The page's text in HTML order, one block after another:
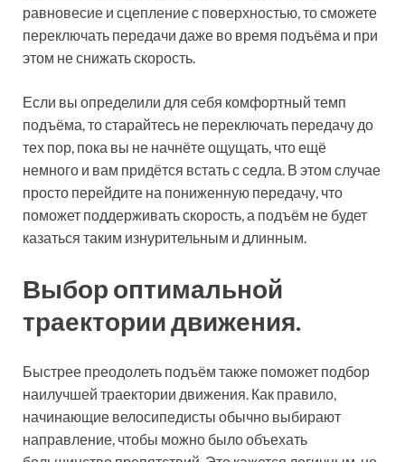
равновесие и сцепление с поверхностью, то сможете
переключать передачи даже во время подъёма и при
этом не снижать скорость.
Если вы определили для себя комфортный темп
подъёма, то старайтесь не переключать передачу до
тех пор, пока вы не начнёте ощущать, что ещё
немного и вам придётся встать с седла. В этом случае
просто перейдите на пониженную передачу, что
поможет поддерживать скорость, а подъём не будет
казаться таким изнурительным и длинным.
Выбор оптимальной
траектории движения.
Быстрее преодолеть подъём также поможет подбор
наилучшей траектории движения. Как правило,
начинающие велосипедисты обычно выбирают
направление, чтобы можно было объехать